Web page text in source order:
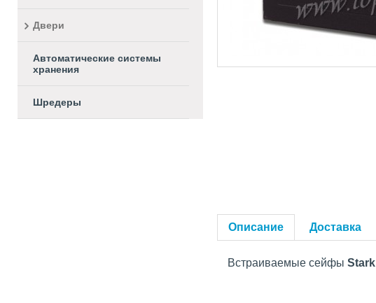
Двери
Автоматические системы
хранения
Шредеры
Описание Доставка
Встраиваемые сейфы Stark